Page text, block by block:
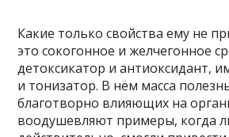
Какие только свойства ему не
это сокогонное и желчегонное
детоксикатор и антиоксидант,
и тонизатор. В нём масса
благотворно влияющих на
воодушевляют примеры, когда